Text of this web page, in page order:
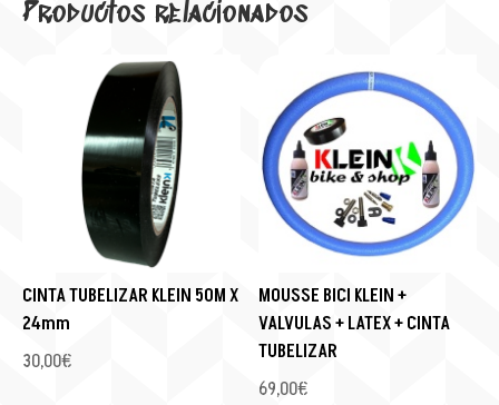
Productos relacionados
CINTA TUBELIZAR KLEIN 50M X
24mm
30,00€
MOUSSE BICI KLEIN +
VALVULAS + LATEX + CINTA
TUBELIZAR
69,00€